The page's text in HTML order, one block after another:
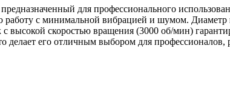
для профессионального
с минимальной вибрацией и шумом.
высокой скоростью вращения (3000 об/мин)
делает его отличным выбором для